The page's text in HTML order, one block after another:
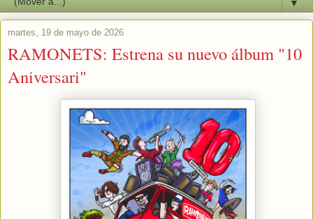
▼
martes, 19 de mayo de 2026
RAMONETS: Estrena su nuevo álbum "10
Aniversari"